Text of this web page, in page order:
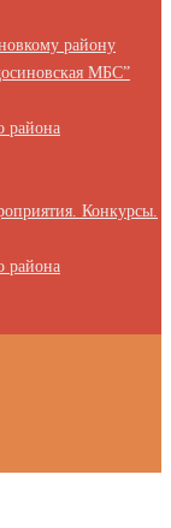
району
МБС”
района
Конкурсы.
района